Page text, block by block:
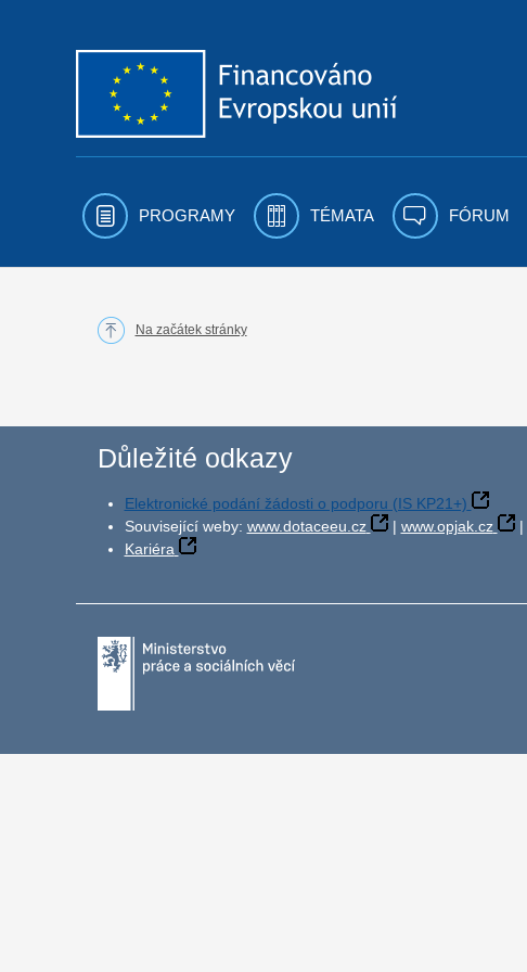
PROGRAMY TÉMATA FÓRUM
Na začátek stránky
Důležité odkazy
Elektronické podání žádosti o podporu (IS KP21+)
Související weby: www.dotaceeu.cz | www.opjak.cz |
Kariéra